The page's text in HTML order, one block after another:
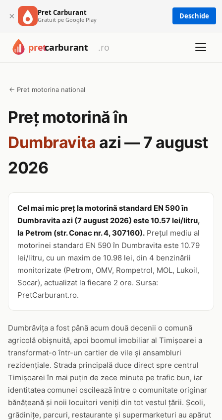
× Pret Carburant
Gratuit pe Google Play Deschide
← Pret motorina national
Preț motorină în
Dumbravita azi — 7 august
2026
Cel mai mic preț la motorină standard EN 590 în
Dumbravita azi (7 august 2026) este 10.57 lei/litru,
la Petrom (str. Conac nr. 4, 307160). Prețul mediu al
motorinei standard EN 590 în Dumbravita este 10.79
lei/litru, cu un maxim de 10.98 lei, din 4 benzinării
monitorizate (Petrom, OMV, Rompetrol, MOL, Lukoil,
Socar), actualizat la fiecare 2 ore. Sursa:
PretCarburant.ro.
Dumbrăvița a fost până acum două decenii o comună
agricolă obișnuită, apoi boomul imobiliar al Timișoarei a
transformat-o într-un cartier de vile și ansambluri
rezidențiale. Strada principală duce direct spre centrul
Timișoarei în mai puțin de zece minute pe trafic bun, iar
identitatea comunei oscilează între o comunitate originar
bănățeană și noii locuitori veniți din tot vestul țării. Școli,
grădinițe, parcuri, restaurante și supermarketuri au apărut